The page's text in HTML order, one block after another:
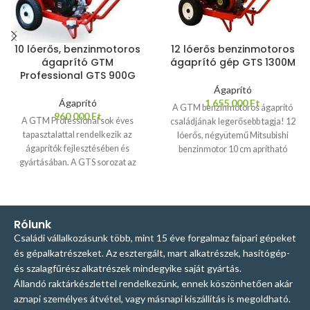
egyszerűen felapríthatók. Az
állítható terelőelem segítségével
az aprítékot irányíthatja, és
elhelyezheti a talicskában, vagy
más megfelelő edényben.
10 lóerős, benzinmotoros
ágaprító GTM
Professional GTS 900G
Ágaprító
960 000Ft
A GTM Professional sok éves
tapasztalattal rendelkezik az
ágaprítók fejlesztésében és
gyártásában. A GTS sorozat az
alátámasztják a vevői
visszaigazolások, a kiváló ár-érték
arány, a teljesítmény és a minőség.
A gép nagyon átgondolt, egyedi
dizájnnal rendelkezik. A bemeneti
nyílás alatt elhelyezett motornak
köszönhetően nagyon kompakt és
helytakarékos. A gép súlypontja
12 lóerős benzinmotoros
ágaprító gép GTS 1300M
Ágaprító
1 655 000Ft
A GTM benzinmotoros ágaprító
családjának legerősebb tagja! 12
lóerős, négyütemű Mitsubishi
benzinmotor 10 cm aprítható
súlyelosztás a a könnyű
GTS-1300M benzines ágaprító gép
a tökéletes választás azok
számára, akik magas minőségű,
megbízható és hatékony ágaprító
gépet keresnek, hogy
Rólunk
Családi vállalkozásunk több, mint 15 éve forgalmaz faipari gépeket
és gépalkatrészeket. Az esztergált, mart alkatrészek, hasítógép-
és szalagfűrész alkatrészek mindegyike saját gyártás.
Állandó raktárkészlettel rendelkezünk, ennek köszönhetően akár
aznapi személyes átvétel, vagy másnapi kiszállítás is megoldható.